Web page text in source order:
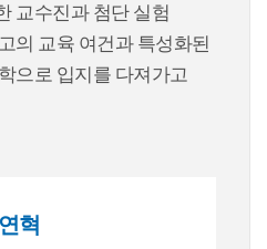
교수진과 첨단 실험
의 교육 여건과 특성화된
으로 입지를 다져가고
연혁